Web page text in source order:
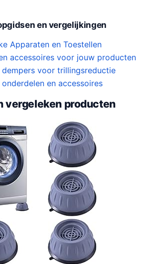
en vergelijkingen
Apparaten en Toestellen
accessoires voor jouw producten
dempers voor trillingsreductie
onderdelen en accessoires
vergeleken producten